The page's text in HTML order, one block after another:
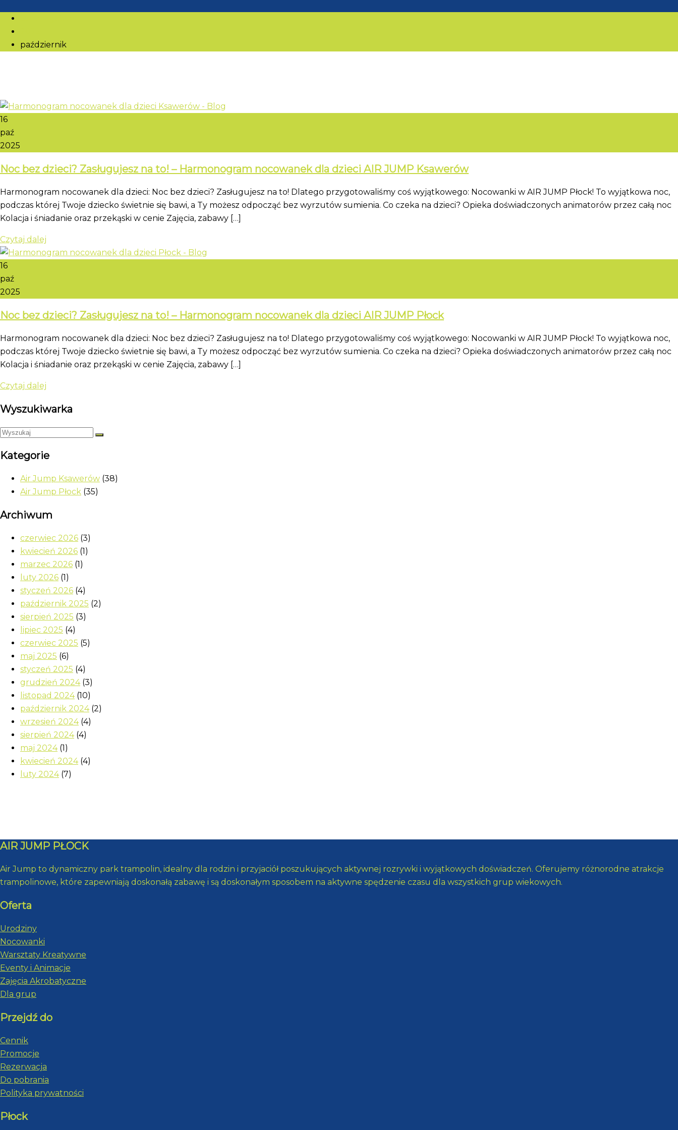
październik
16
paź
2025
Noc bez dzieci? Zasługujesz na to! – Harmonogram nocowanek dla dzieci AIR JUMP Ksawerów
Harmonogram nocowanek dla dzieci: Noc bez dzieci? Zasługujesz na to! Dlatego przygotowaliśmy coś wyjątkowego: Nocowanki w AIR JUMP Płock! To wyjątkowa noc,
podczas której Twoje dziecko świetnie się bawi, a Ty możesz odpocząć bez wyrzutów sumienia. Co czeka na dzieci? Opieka doświadczonych animatorów przez całą noc
Kolacja i śniadanie oraz przekąski w cenie Zajęcia, zabawy […]
Czytaj dalej
16
paź
2025
Noc bez dzieci? Zasługujesz na to! – Harmonogram nocowanek dla dzieci AIR JUMP Płock
Harmonogram nocowanek dla dzieci: Noc bez dzieci? Zasługujesz na to! Dlatego przygotowaliśmy coś wyjątkowego: Nocowanki w AIR JUMP Płock! To wyjątkowa noc,
podczas której Twoje dziecko świetnie się bawi, a Ty możesz odpocząć bez wyrzutów sumienia. Co czeka na dzieci? Opieka doświadczonych animatorów przez całą noc
Kolacja i śniadanie oraz przekąski w cenie Zajęcia, zabawy […]
Czytaj dalej
Wyszukiwarka
Kategorie
Air Jump Ksawerów (38)
Air Jump Płock (35)
Archiwum
czerwiec 2026 (3)
kwiecień 2026 (1)
marzec 2026 (1)
luty 2026 (1)
styczeń 2026 (4)
październik 2025 (2)
sierpień 2025 (3)
lipiec 2025 (4)
czerwiec 2025 (5)
maj 2025 (6)
styczeń 2025 (4)
grudzień 2024(3)
listopad 2024(10)
październik 2024(2)
wrzesień 2024(4)
sierpień 2024(4)
maj 2024(1)
kwiecień 2024(4)
luty 2024(7)
AIR JUMP PŁOCK
Air Jump to dynamiczny park trampolin, idealny dla rodzin i przyjaciół poszukujących aktywnej rozrywki i wyjątkowych doświadczeń. Oferujemy różnorodne atrakcje
trampolinowe, które zapewniają doskonałą zabawę i są doskonałym sposobem na aktywne spędzenie czasu dla wszystkich grup wiekowych.
Oferta
Urodziny
Nocowanki
Warsztaty Kreatywne
Eventy i Animacje
Zajęcia Akrobatyczne
Dla grup
Przejdź do
Cennik
Promocje
Rezerwacja
Do pobrania
Polityka prywatności
Płock